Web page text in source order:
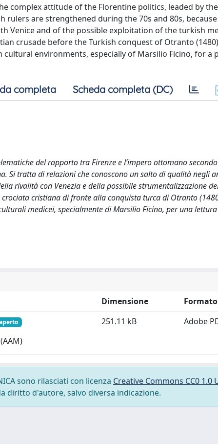
complex attitude of the Florentine politics, leaded by
rulers are strengthened during the 70s and 80s,
Venice and of the possible exploitation of the turkish
crusade before the Turkish conquest of Otranto
cultural environments, especially of Marsilio Ficino, for
completa Scheda completa (DC)
del rapporto tra Firenze e l’impero ottomano
Si tratta di relazioni che conoscono un salto di qualità negli
rivalità con Venezia e della possibile strumentalizzazione
cristiana di fronte alla conquista turca di Otranto
medicei, specialmente di Marsilio Ficino, per una
Dimensione
Formato
251.11 kB Adobe
sono rilasciati con licenza Creative Commons CC0 1.0
diritto d'autore, salvo diversa indicazione.